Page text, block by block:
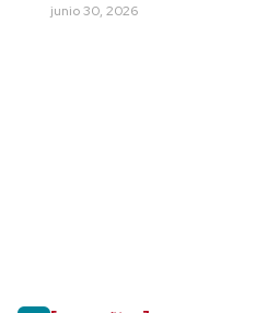
junio 30, 2026